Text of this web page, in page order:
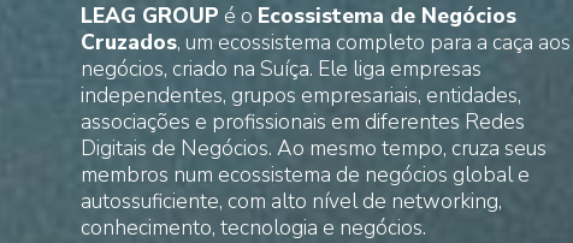
LEAG GROUP é o Ecossistema de Negócios
Cruzados, um ecossistema completo para a caça aos
negócios, criado na Suíça. Ele liga empresas
independentes, grupos empresariais, entidades,
associações e profissionais em diferentes Redes
Digitais de Negócios. Ao mesmo tempo, cruza seus
membros num ecossistema de negócios global e
autossuficiente, com alto nível de networking,
conhecimento, tecnologia e negócios.